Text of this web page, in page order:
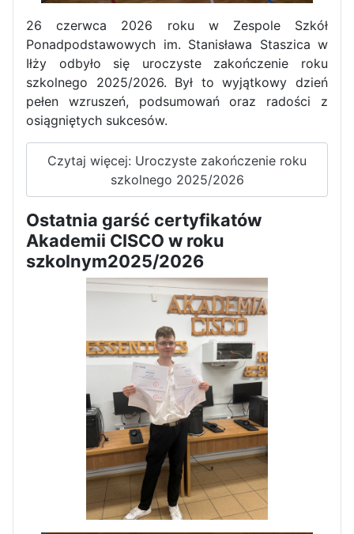
26 czerwca 2026 roku w Zespole Szkół
Ponadpodstawowych im. Stanisława Staszica w
Iłży odbyło się uroczyste zakończenie roku
szkolnego 2025/2026. Był to wyjątkowy dzień
pełen wzruszeń, podsumowań oraz radości z
osiągniętych sukcesów.
Czytaj więcej: Uroczyste zakończenie roku
szkolnego 2025/2026
Ostatnia garść certyfikatów
Akademii CISCO w roku
szkolnym2025/2026